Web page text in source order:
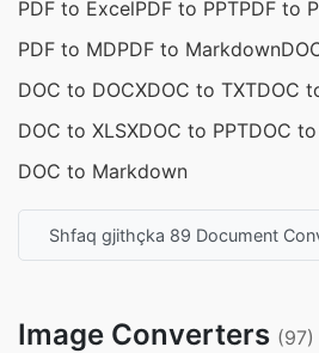
PDF to ExcelPDF to PPTPDF to
PDF to MDPDF to Markdown
DOC to DOCXDOC to TXTDOC
DOC to XLSXDOC to PPTDOC
DOC to Markdown
Shfaq gjithçka 89 Document
Image Converters (97)